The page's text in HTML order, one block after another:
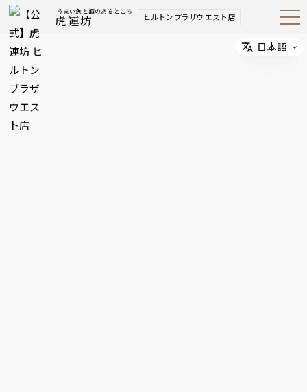
うまい魚と酒のあるところ
虎連坊 ヒルトンプラザウエスト店 Open
Navig
Select
日本語